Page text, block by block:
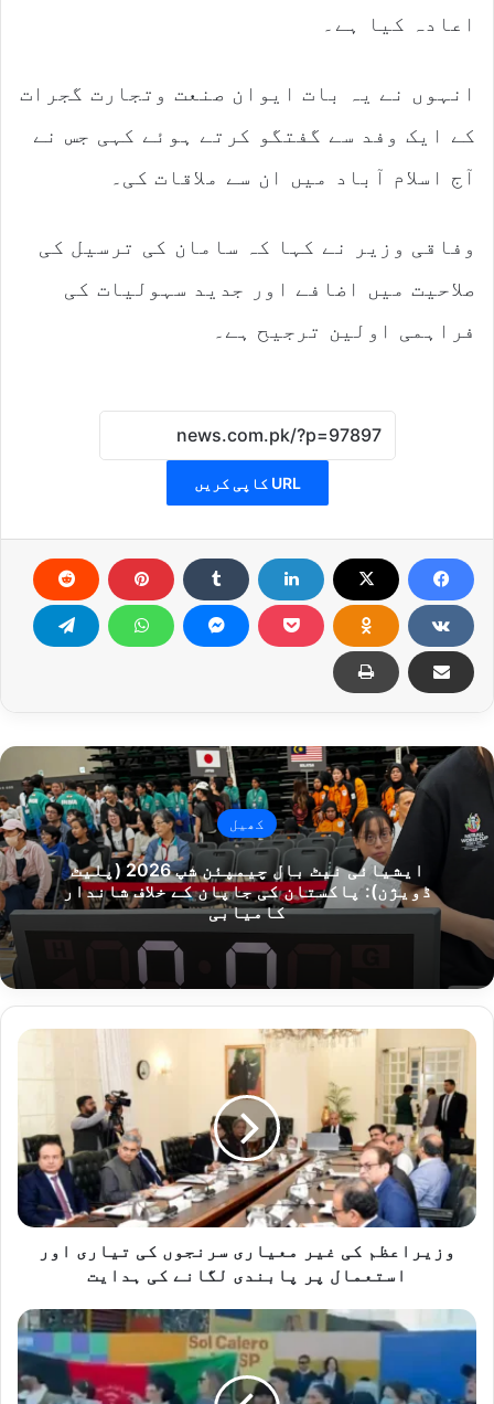
اعادہ کیا ہے۔
انہوں نے یہ بات ایوان صنعت وتجارت گجرات
کے ایک وفد سے گفتگو کرتے ہوئے کہی جس نے
آج اسلام آباد میں ان سے ملاقات کی۔
وفاقی وزیر نے کہا کہ سامان کی ترسیل کی
صلاحیت میں اضافے اور جدید سہولیات کی
فراہمی اولین ترجیح ہے۔
URL کاپی کریں
کھیل
ایشیائی نیٹ بال چیمپئن شپ 2026 (پلیٹ
ڈویژن): پاکستان کی جاپان کے خلاف شاندار
کامیابی
وزیراعظم
غیر
معیاری
سرنجوں
کی
تیاری
اور
استعمال
کی
وزیراعظم کی غیر معیاری سرنجوں کی تیاری اور
استعمال پر پابندی لگانے کی ہدایت
افغان
رجیم
کی